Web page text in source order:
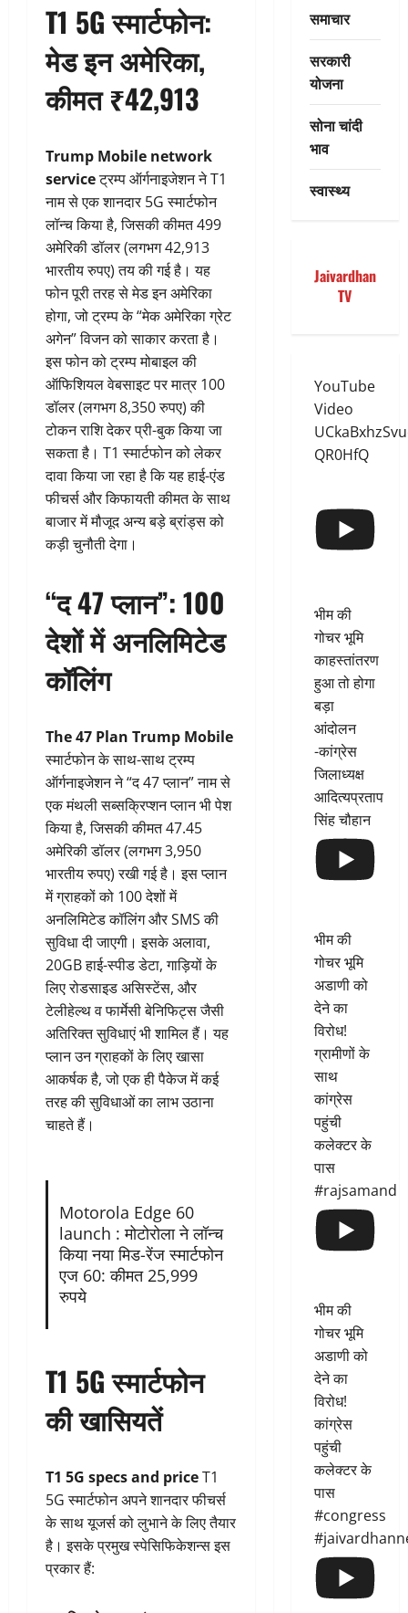
T1 5G स्मार्टफोन:
मेड इन अमेरिका,
कीमत ₹42,913
Trump Mobile network
serviceट्रम्प ऑर्गनाइजेशन ने T1
नाम से एक शानदार 5G स्मार्टफोन
लॉन्च किया है, जिसकी कीमत 499
अमेरिकी डॉलर (लगभग 42,913
भारतीय रुपए) तय की गई है। यह
फोन पूरी तरह से मेड इन अमेरिका
होगा, जो ट्रम्प के “मेक अमेरिका ग्रेट
अगेन” विजन को साकार करता है।
इस फोन को ट्रम्प मोबाइल की
ऑफिशियल वेबसाइट पर मात्र 100
डॉलर (लगभग 8,350 रुपए) की
टोकन राशि देकर प्री-बुक किया जा
सकता है। T1 स्मार्टफोन को लेकर
दावा किया जा रहा है कि यह हाई-एंड
फीचर्स और किफायती कीमत के साथ
बाजार में मौजूद अन्य बड़े ब्रांड्स को
कड़ी चुनौती देगा।
“द 47 प्लान”: 100
देशों में अनलिमिटेड
कॉलिंग
The 47 Plan Trump Mobile
स्मार्टफोन के साथ-साथ ट्रम्प
ऑर्गनाइजेशन ने “द 47 प्लान” नाम से
एक मंथली सब्सक्रिप्शन प्लान भी पेश
किया है, जिसकी कीमत 47.45
अमेरिकी डॉलर (लगभग 3,950
भारतीय रुपए) रखी गई है। इस प्लान
में ग्राहकों को 100 देशों में
अनलिमिटेड कॉलिंग और SMS की
सुविधा दी जाएगी। इसके अलावा,
20GB हाई-स्पीड डेटा, गाड़ियों के
लिए रोडसाइड असिस्टेंस, और
टेलीहेल्थ व फार्मेसी बेनिफिट्स जैसी
अतिरिक्त सुविधाएं भी शामिल हैं। यह
प्लान उन ग्राहकों के लिए खासा
आकर्षक है, जो एक ही पैकेज में कई
तरह की सुविधाओं का लाभ उठाना
चाहते हैं।
Motorola Edge 60
launch : मोटोरोला ने लॉन्च
किया नया मिड-रेंज स्मार्टफोन
एज 60: कीमत 25,999
रुपये
T1 5G स्मार्टफोन
की खासियतें
T1 5G specs and priceT1
5G स्मार्टफोन अपने शानदार फीचर्स
के साथ यूजर्स को लुभाने के लिए तैयार
है। इसके प्रमुख स्पेसिफिकेशन्स इस
प्रकार हैं:
समाचार
सरकारी
योजना
सोना चांदी
भाव
स्वास्थ्य
Jaivardhan
TV
YouTube
Video
QR0HfQ
भीम की
गोचर भूमि
काहस्तांतरण
हुआ तो होगा
बड़ा
आंदोलन
-कांग्रेस
जिलाध्यक्ष
आदित्यप्रताप
सिंह चौहान
भीम की
गोचर भूमि
अडाणी को
देने का
विरोध!
ग्रामीणों के
साथ
कांग्रेस
पहुंची
कलेक्टर के
पास
#rajsamand
भीम की
गोचर भूमि
अडाणी को
देने का
विरोध!
कांग्रेस
पहुंची
कलेक्टर के
पास
#congress